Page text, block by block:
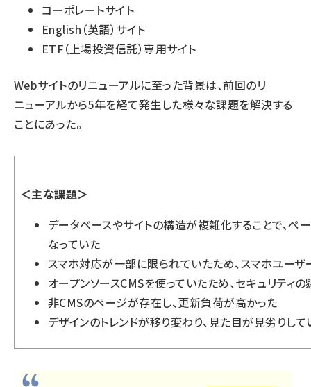
コーポレートサイト
English（英語）サイト
ETF（上場投資信託）専用サイト
Webサイトのリニューアルに至った背景は、前回のリ
ニューアルから5年を経て発生した様々な課題を解決する
ことにあった。
＜主な課題＞
データベースやサイトの構造が複雑化することで、ペ
なっていた
スマホ対応が一部に限られていたため、スマホユーザ
オープンソースCMSを使っていたため、セキュリティ
非CMSのページが存在し、更新負荷が高かった
デザインのトレンドが移り変わり、見た目が見劣りして